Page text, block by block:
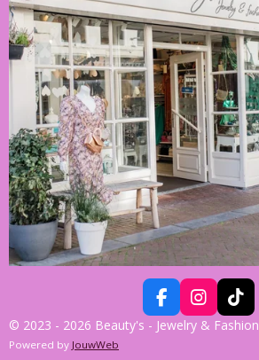
F
A
I
N
T
I
© 2023 - 2026 Beauty's - Jewelry & Fashion
Powered by JouwWeb